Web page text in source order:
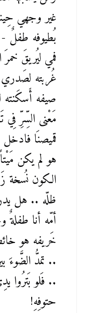
غير وجهي
بُطيوفه طفلٌ
فمي ليُريقَ
غُربته لصَدري
صيفه
مَعْنى السِّرِّ
قميصنَا
هو لم يكن
الكون نُسخة
ظلّه .. هل
أمّه أنا طفلةٌ
خَريفه هو
.. تمدُّ الضَّوءَ
.. فَلو
حتوفِهِ!